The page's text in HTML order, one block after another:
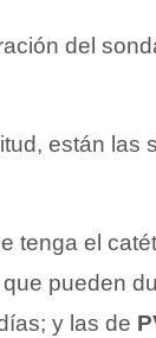
del
están las
tenga el
pueden
y las de